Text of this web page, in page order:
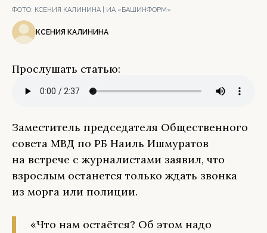
ФОТО: КСЕНИЯ КАЛИНИНА | ИА «БАШИНФОРМ»
КСЕНИЯ КАЛИНИНА
Прослушать статью:
Заместитель председателя Общественного
совета МВД по РБ Наиль Ишмуратов
на встрече с журналистами заявил, что
взрослым останется только ждать звонка
из морга или полиции.
«Что нам остаётся? Об этом надо